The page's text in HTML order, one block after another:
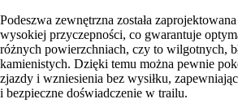
Podeszwa zewnętrzna została
wysokiej przyczepności, co gwarantuje
różnych powierzchniach, czy to wilgotnych,
kamienistych. Dzięki temu można pewnie
zjazdy i wzniesienia bez wysiłku,
i bezpieczne doświadczenie w trailu.